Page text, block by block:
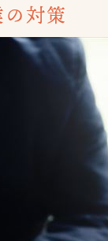
対策